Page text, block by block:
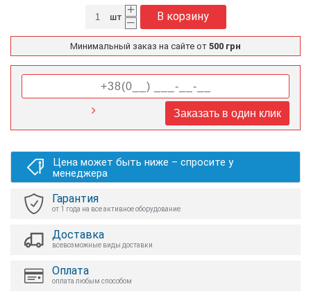
+
–
В корзину
шт
Минимальный заказ на сайте от 500 грн
Заказать в один клик
Цена может быть ниже – спросите у
менеджера
Гарантия
от 1 года на все активное оборудование
Доставка
всевозможные виды доставки
Оплата
оплата любым способом